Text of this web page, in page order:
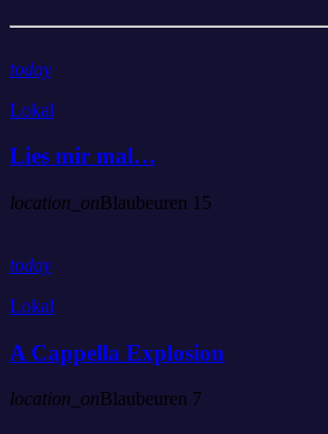
today
Lokal
Lies mir mal…
location_onBlaubeuren 15
today
Lokal
A Cappella Explosion
location_on Blaubeuren 7